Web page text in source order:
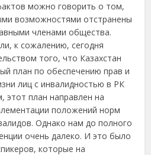
можно говорить о том,
возможностями отстранены
членами общества.
к сожалению, сегодня
того, что Казахстан
план по обеспечению прав и
лиц с инвалидностью в РК
этот план направлен на
положений норм
Однако нам до полного
очень далеко. И это было
которые на